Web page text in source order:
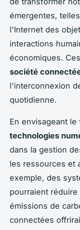
émergentes,
l'Internet des
interactions
économiques.
société
l'interconnexion
quotidienne.
En envisageant
technologies
dans la gestion
les ressources et
exemple, des
pourraient
émissions de
connectées